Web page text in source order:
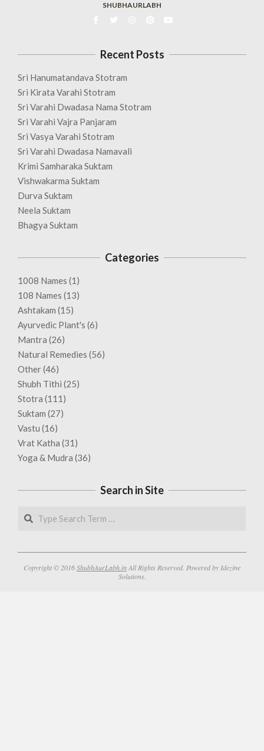
SHUBHAURLABH
Recent Posts
Sri Hanumatandava Stotram
Sri Kirata Varahi Stotram
Sri Varahi Dwadasa Nama Stotram
Sri Varahi Vajra Panjaram
Sri Vasya Varahi Stotram
Sri Varahi Dwadasa Namavali
Krimi Samharaka Suktam
Vishwakarma Suktam
Durva Suktam
Neela Suktam
Bhagya Suktam
Categories
1008 Names (1)
108 Names (13)
Ashtakam (15)
Ayurvedic Plant's (6)
Mantra (26)
Natural Remedies (56)
Other(46)
Shubh Tithi (25)
Stotra (111)
Suktam (27)
Vastu (16)
Vrat Katha (31)
Yoga & Mudra (36)
Search in Site
Search
Copyright © 2016ShubhAurLabh.in All Rights Reserved. Powered by Idezine
Solutions.